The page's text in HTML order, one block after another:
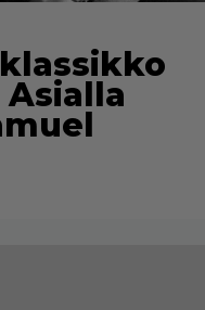
Asialla